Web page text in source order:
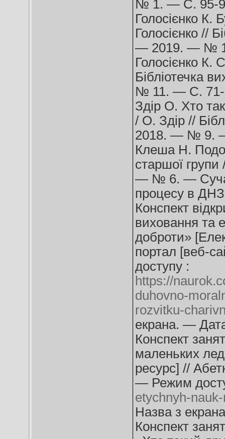
№ 1. — С. 95-
Голосієнко К.
Голосієнко //
— 2019. — №
Голосієнко К.
Бібліотечка
№ 11. — С. 71-
Здір О. Хто
/ О. Здір //
2018. — № 9.
Клеша Н.
старшої
— № 6. —
процесу в
Конспект
виховання та
доброти»
портал [веб-
доступу :
https://
duhovno-
rozvitku-
екрана. —
Конспект
маленьких
ресурс] //
— Режим
etychnyh-
Назва з
Конспект